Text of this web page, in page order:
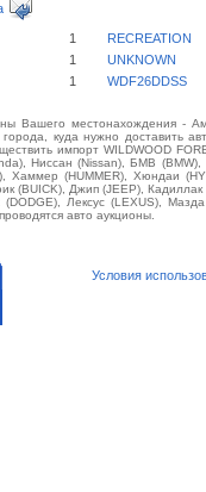
1
RECREATION
1
UNKNOWN
1 WDF26DDSS
Вашего местонахождения -
куда нужно доставить
импорт WILDWOOD
Ниссан (Nissan), БМВ
Хаммер (HUMMER), Хюндаи
(BUICK), Джип (JEEP),
Лексус (LEXUS),
авто аукционы.
Условия